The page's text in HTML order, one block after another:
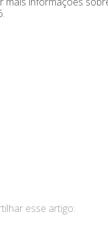
esse artigo: